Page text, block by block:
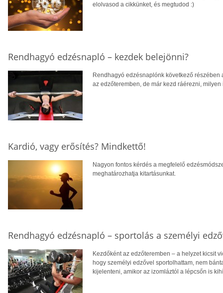
elolvasod a cikkünket, és megtudod :)
Rendhagyó edzésnapló – kezdek belejönni?
Rendhagyó edzésnaplónk következő
az edzőteremben, de már kezd ráérezni,
Kardió, vagy erősítés? Mindkettő!
Nagyon fontos kérdés a megfelelő
meghatározhatja kitartásunkat.
Rendhagyó edzésnapló – sportolás a személyi
Kezdőként az edzőteremben – a helyzet kicsit
hogy személyi edzővel sportolhattam, nem
kijelenteni, amikor az izomláztól a lépcsőn is